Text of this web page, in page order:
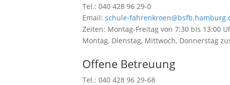
Tel.: 040 428 96 29-0
Email: schule-
Zeiten: Montag-Freitag von 7:30 bis 13:00
Montag, Dienstag, Mittwoch, Donnerstag
Offene Betreuung
Tel.: 040 428 96 29-68